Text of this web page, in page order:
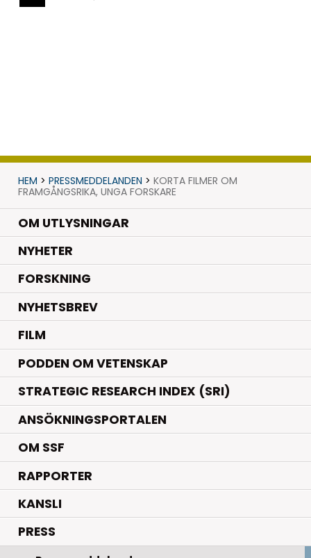
HEM > PRESSMEDDELANDEN > KORTA FILMER OM
FRAMGÅNGSRIKA, UNGA FORSKARE
OM UTLYSNINGAR
NYHETER.
FORSKNING.
NYHETSBREV
FILM
PODDEN OM VETENSKAP
STRATEGIC RESEARCH INDEX (SRI)
ANSÖKNINGSPORTALEN
OM SSF
RAPPORTER
KANSLI
PRESS